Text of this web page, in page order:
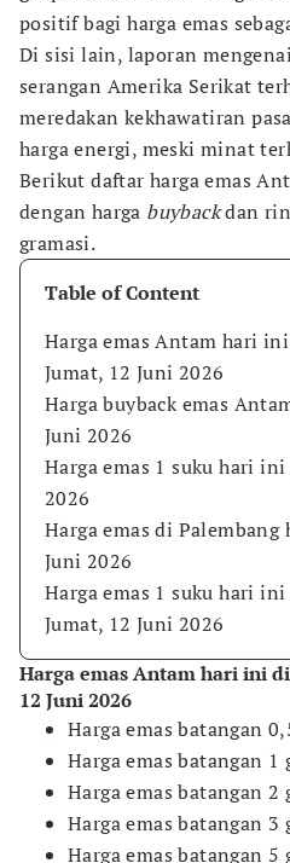
positif bagi harga emas
Di sisi lain, laporan
serangan Amerika Serikat
meredakan kekhawatiran
harga energi, meski minat
Berikut daftar harga emas
dengan harga buybackdan
gramasi.
Table of Content
Harga emas Antam hari
Jumat, 12 Juni 2026
Harga buyback emas
Juni 2026
Harga emas 1 suku hari
2026
Harga emas di
Juni 2026
Harga emas 1 suku hari
Jumat, 12 Juni 2026
Harga emas Antam hari ini
12 Juni 2026
Harga emas batangan
​Harga emas batangan 1
​Harga emas batangan 2
​Harga emas batangan 3
​Harga emas batangan 5